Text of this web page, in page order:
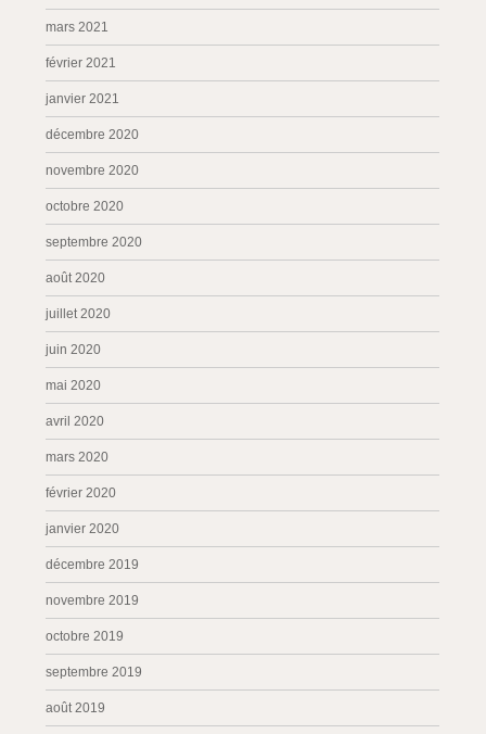
mars 2021
février 2021
janvier 2021
décembre 2020
novembre 2020
octobre 2020
septembre 2020
août 2020
juillet 2020
juin 2020
mai 2020
avril 2020
mars 2020
février 2020
janvier 2020
décembre 2019
novembre 2019
octobre 2019
septembre 2019
août 2019